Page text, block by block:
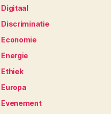
Digitaal
Discriminatie
Economie
Energie
Ethiek
Europa
Evenement